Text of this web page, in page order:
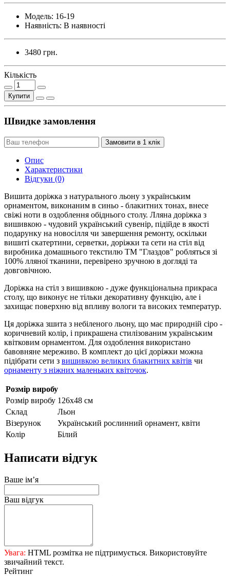
Модель: 16-19
Наявність: В наявності
3480 грн.
Кількість
Купити
Швидке замовлення
Замовити в 1 клік
Опис
Характеристики
Відгуки (0)
Вишита доріжка з натурального льону з українським
орнаментом, виконаним в синьо - блакитних тонах, внесе
свіжі ноти в оздоблення обіднього столу. Лляна доріжка з
вишивкою - чудовий український сувенір, підійде в якості
подарунку на новосілля чи завершення ремонту, оскільки
вишиті скатертини, серветки, доріжки та сети на стіл від
виробника домашнього текстилю ТМ "Глаздов" робляться зі
100% лляної тканини, перевірено зручною в догляді та
довговічною.
Доріжка на стіл з вишивкою - дуже функціональна прикраса
столу, що виконує не тільки декоративну функцію, але і
захищає поверхню від впливу вологи та високих температур.
Ця доріжка зшита з небіленого льону, що має природній сіро -
коричневий колір, і прикрашена стилізованим українським
квітковим орнаментом. Для оздоблення використано
бавовняне мереживо. В комплект до цієї доріжки можна
підібрати сети з вишивкою великих блакитних квітів чи
орнаменту з ніжних маленьких квіточок.
Розмір виробу
Розмір виробу 126х48 см
Склад
Льон
Візерунок
Український рослинний орнамент, квіти
Колір
Білий
Написати відгук
Ваше ім’я
Ваш відгук
Увага: HTML розмітка не підтримується. Використовуйте
звичайний текст.
Рейтинг